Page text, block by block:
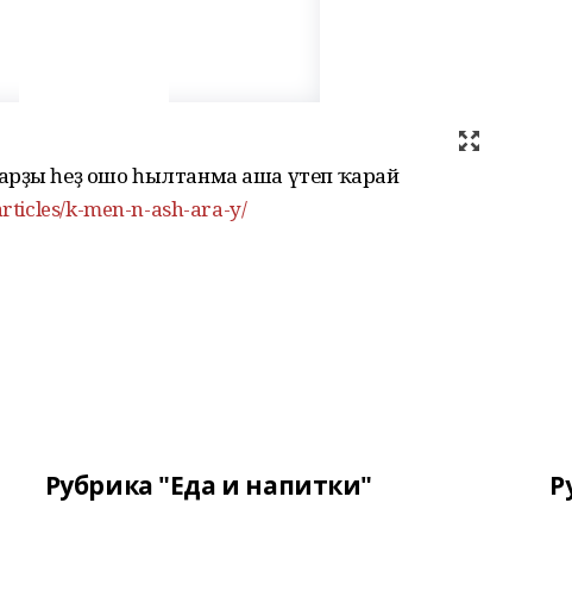
һеҙ ошо һылтанма аша үтеп ҡарай
k-men-n-ash-ara-y/
Рубрика "Еда и напитки"